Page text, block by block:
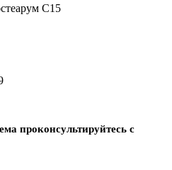
С15
проконсультируйтесь с